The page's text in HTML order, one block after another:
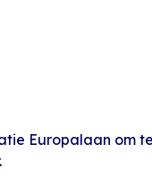
Europalaan om